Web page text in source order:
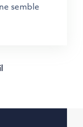
semble